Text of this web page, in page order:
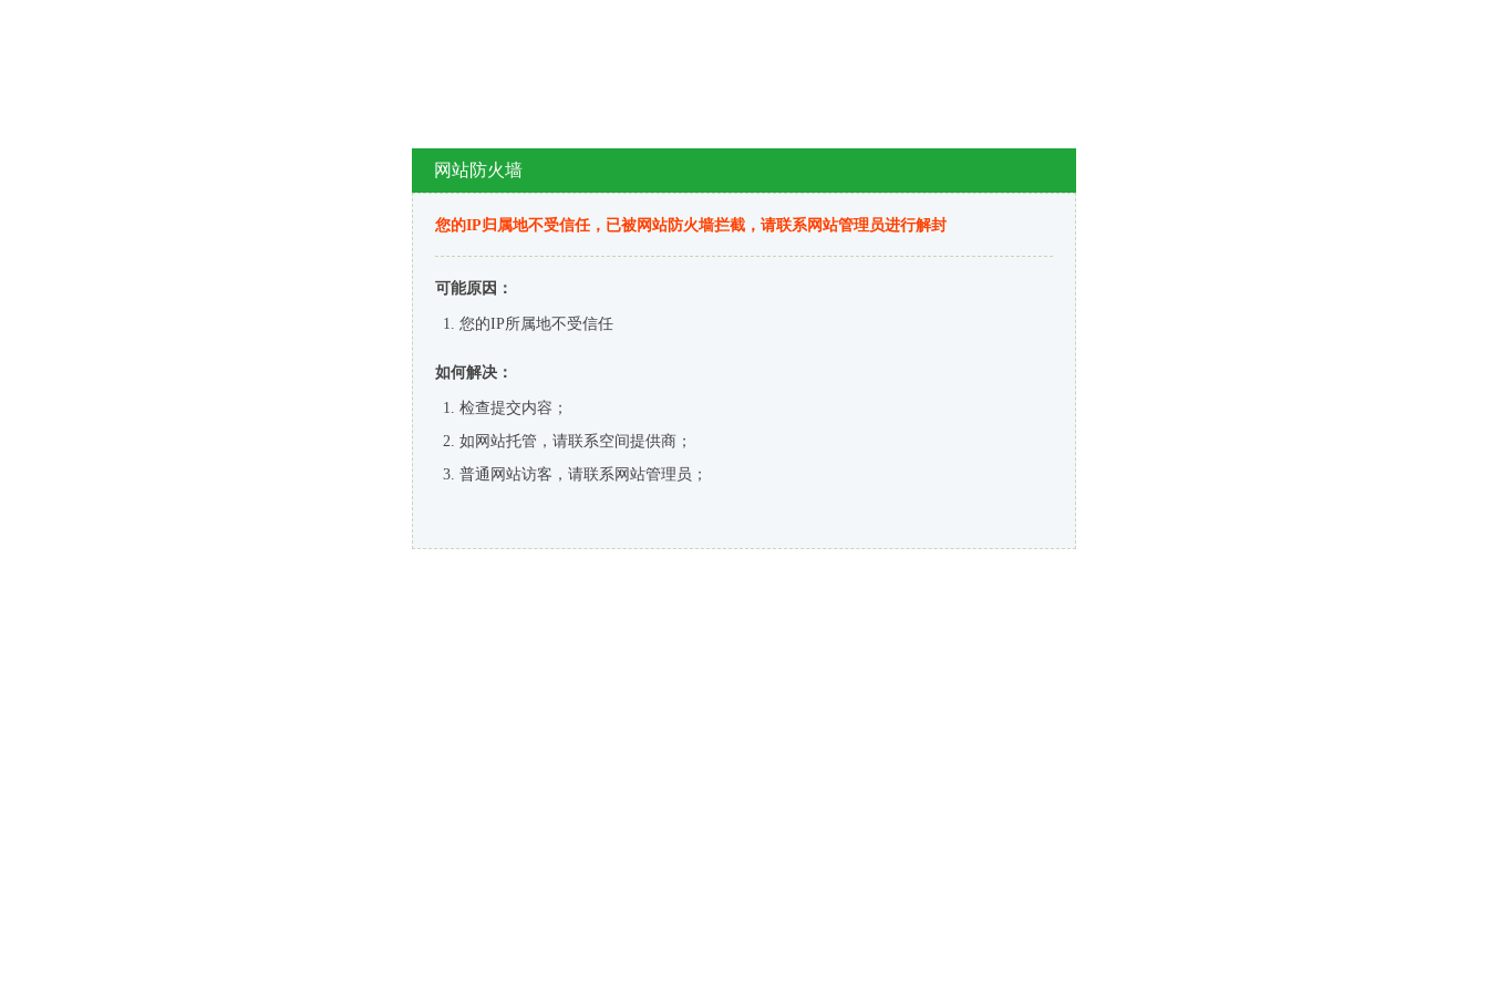
网站防火墙
您的IP归属地不受信任，已被网站防火墙拦截，请联系网站管理员进行解封
可能原因：
您的IP所属地不受信任
如何解决：
检查提交内容；
如网站托管，请联系空间提供商；
普通网站访客，请联系网站管理员；